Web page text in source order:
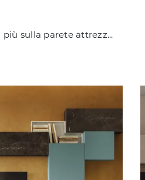
Clicca e scopri di più sulla parete attrezzata Day 19 del brand Orme: è la soluzione dalle linee moderne ideale per te.